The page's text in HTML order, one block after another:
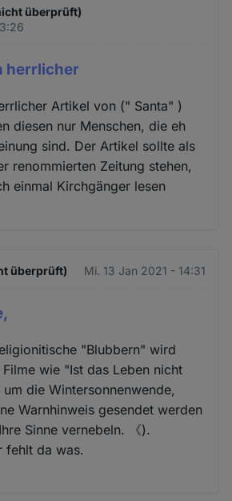
überprüft)
herrlicher
Artikel von (" Santa" )
diesen nur Menschen, die eh
sind. Der Artikel sollte als
renommierten Zeitung stehen,
einmal Kirchgänger lesen
überprüft) Mi. 13 Jan 2021 - 14:31
"Blubbern" wird
wie "Ist das Leben nicht
die Wintersonnenwende,
Warnhinweis gesendet werden
Sinne vernebeln. 《).
fehlt da was.